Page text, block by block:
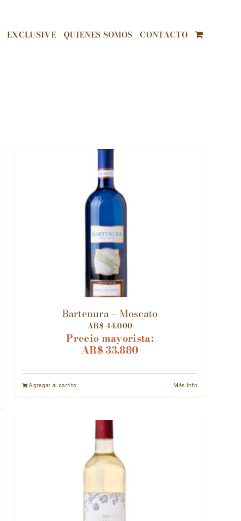
EXCLUSIVE QUIENES SOMOS CONTACTO
Bartenura – Moscato
AR$ 44.000
Precio mayorista:
AR$33.880
Agregar al carrito Más info